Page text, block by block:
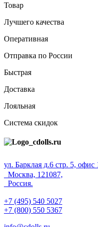
Товар
Лучшего качества
Оперативная
Отправка по России
Быстрая
Доставка
Лояльная
Система скидок
ул. Барклая д.6 стр. 5, офис
Москва, 121087,
Россия.
+7 (495) 540 5027
+7 (800) 550 5367